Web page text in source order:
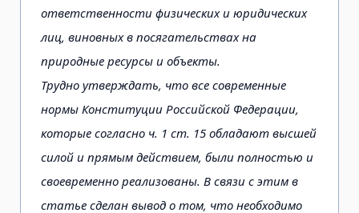
ответственности физических и юридических
лиц, виновных в посягательствах на
природные ресурсы и объекты.
Трудно утверждать, что все современные
нормы Конституции Российской Федерации,
которые со­гласно ч. 1 ст. 15 обладают высшей
силой и прямым действием, были полностью и
своевременно реализованы. В связи с этим в
статье сделан вывод о том, что необходимо